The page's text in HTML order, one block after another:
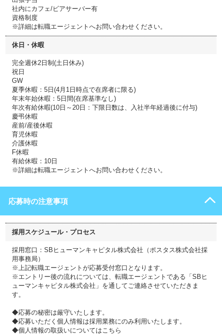
社内にカフェ/ビアサーバー有
資格制度
※詳細は転職エージェントへお問い合わせください。
休日・休暇
完全週休2日制(土日休み)
祝日
GW
夏季休暇：5日(4月1日時点で在席者に限る)
年末年始休暇：5日間(在席基準なし)
年次有給休暇(10日～20日：下限日数は、入社半年経過後に付与)
慶弔休暇
産前/産後休暇
育児休暇
介護休暇
F休暇
有給休暇：10日
※詳細は転職エージェントへお問い合わせください。
応募時の注意事項
採用スケジュール・プロセス
採用窓口：SBヒューマンキャピタル株式会社（ポスタス株式会社採
用事務局）
※上記転職エージェントが応募受付窓口となります。
※エントリー後の流れについては、転職エージェントである「SBヒ
ューマンキャピタル株式会社」を通してご連絡させていただきま
す。
◆応募の秘密は厳守いたします。
◆応募いただく個人情報は採用業務にのみ利用いたします。
◆個人情報の取扱いについてはこちら